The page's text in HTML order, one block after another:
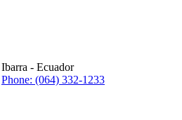
Ibarra - Ecuador
Phone: (064) 332-1233